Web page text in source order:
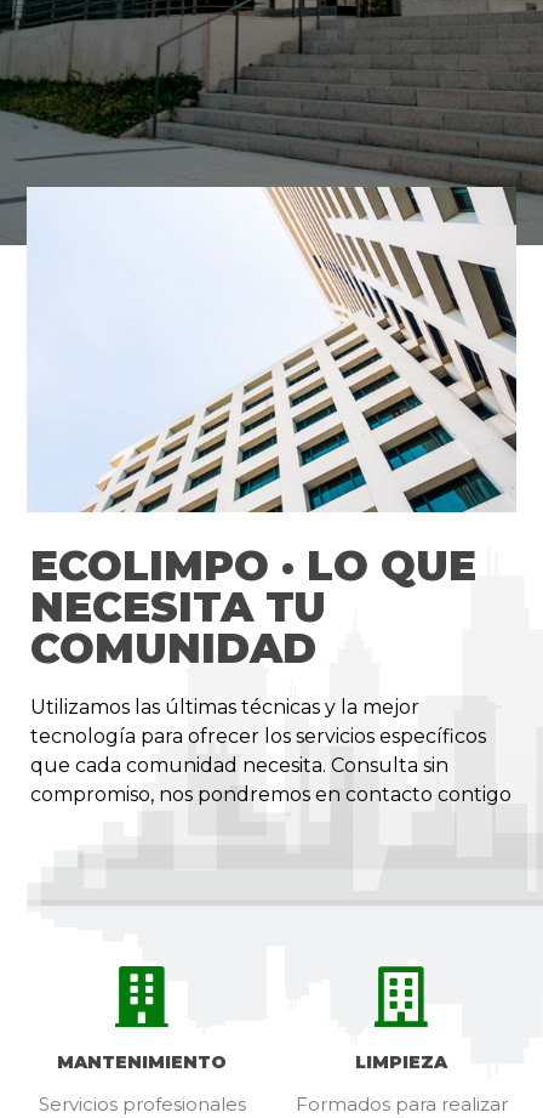
ECOLIMPO · LO QUE
NECESITA TU
COMUNIDAD
Utilizamos las últimas técnicas y la mejor
tecnología para ofrecer los servicios específicos
que cada comunidad necesita. Consulta sin
compromiso, nos pondremos en contacto contigo
MANTENIMIENTO
Servicios profesionales
LIMPIEZA
Formados para realizar